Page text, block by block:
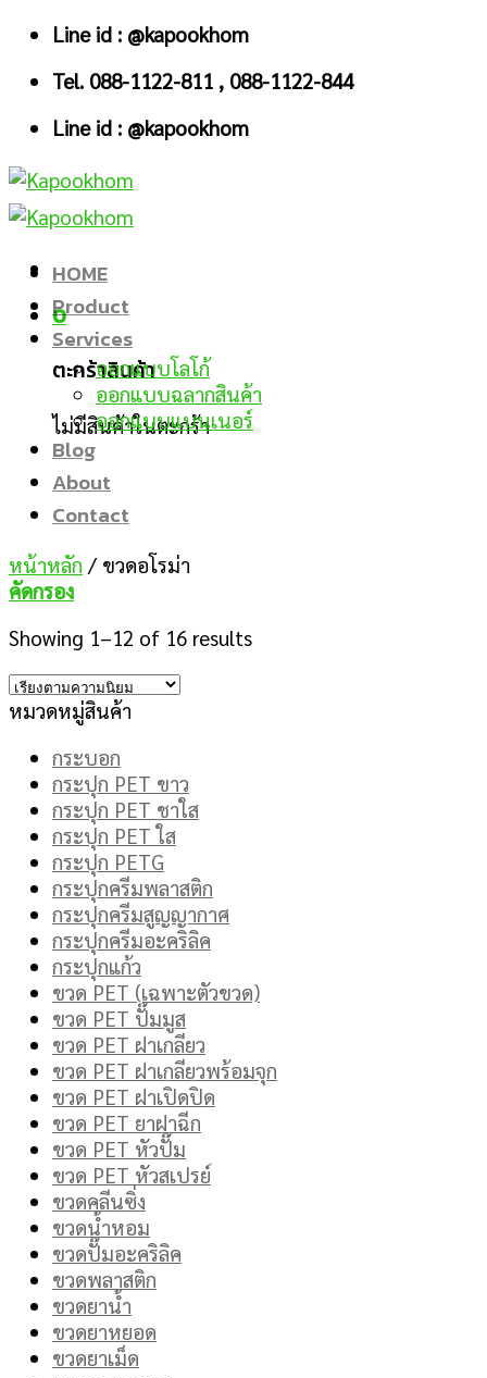
Skip
content
Line id : @kapookhom
Tel. 088-1122-811 , 088-1122-844
Line id : @kapookhom
0
ตะกร้าสินค้า
ไม่มีสินค้าในตะกร้า
HOME
Product
Services
ออกแบบโลโก้
ออกแบบฉลากสินค้า
ออกแบบแบนเนอร์
Blog
About
Contact
หน้าหลัก / ขวดอโรม่า
คัดกรอง
Showing 1–12 of 16 results
หมวดหมู่สินค้า
กระบอก
กระปุก PET ขาว
กระปุก PET ชาใส
กระปุก PET ใส
กระปุก PETG
กระปุกครีมพลาสติก
กระปุกครีมสูญญากาศ
กระปุกครีมอะคริลิค
กระปุกแก้ว
ขวด PET (เฉพาะตัวขวด)
ขวด PET ปั๊มมูส
ขวด PET ฝาเกลียว
ขวด PET ฝาเกลียวพร้อมจุก
ขวด PET ฝาเปิดปิด
ขวด PET ยาฝาฉีก
ขวด PET หัวปั๊ม
ขวด PET หัวสเปรย์
ขวดคลีนซิ่ง
ขวดน้ำหอม
ขวดปั๊มอะคริลิค
ขวดพลาสติก
ขวดยาน้ำ
ขวดยาหยอด
ขวดยาเม็ด